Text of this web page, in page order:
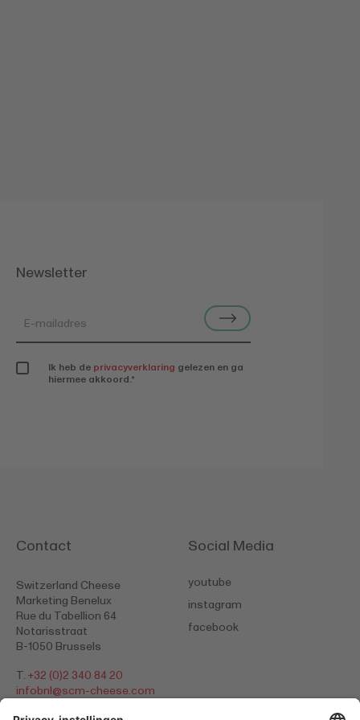
Newsletter
Ik heb de privacyverklaring gelezen en ga
hiermee akkoord.*
Contact
Switzerland Cheese
Marketing Benelux
Rue du Tabellion 64
Notarisstraat
B-1050 Brussels
T. +32 (0)2 340 84 20
​​​​​​​infobnl@scm-cheese.com
Social Media
youtube
instagram
facebook